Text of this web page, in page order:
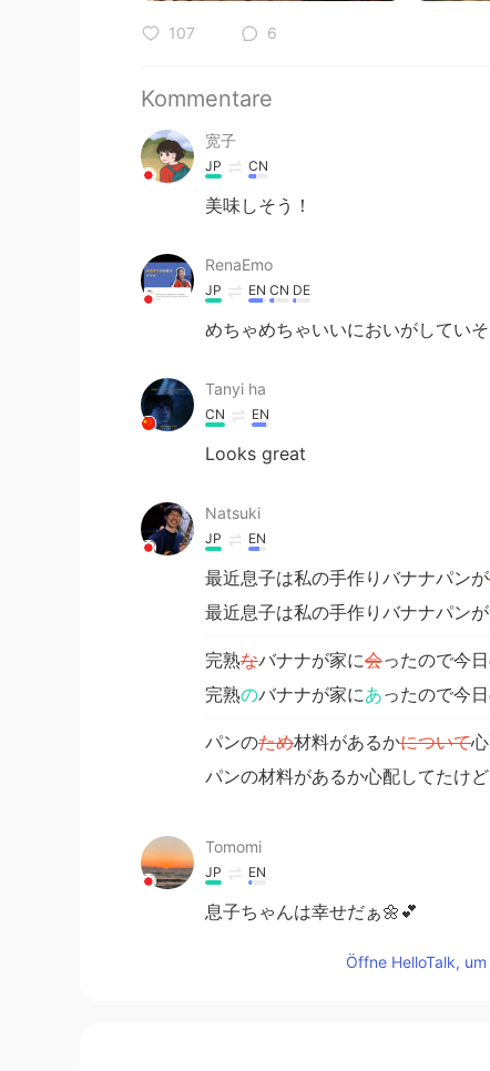
107 6
Kommentare
宽子
JP CN
美味しそう！
RenaEmo
JP EN CN DE
めちゃめちゃいいにおいがしてい
Tanyi ha
CN EN
Looks great
Natsuki
JP EN
最近息子は私の手作りバナナパンが
最近息子は私の手作りバナナパンが
完熟なバナナが家に会ったので今
完熟のバナナが家にあったので今
パンのため材料があるかについて
パンの材料があるか心配してたけ
Tomomi
JP EN
息子ちゃんは幸せだぁ🌼💕
Öffne HelloTalk,